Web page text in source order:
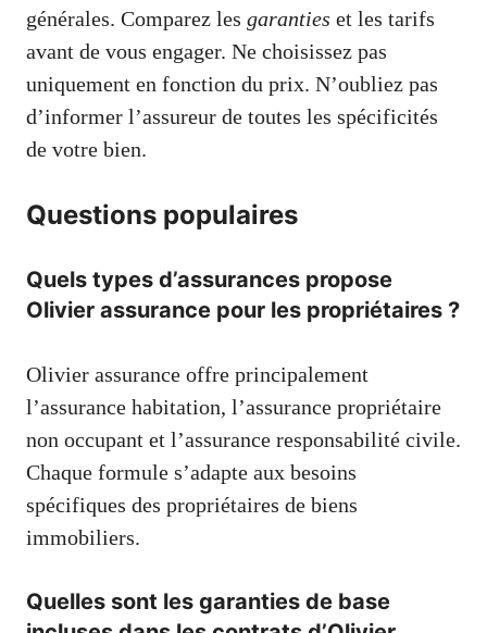
générales. Comparez les garanties et les tarifs
avant de vous engager. Ne choisissez pas
uniquement en fonction du prix. N’oubliez pas
d’informer l’assureur de toutes les spécificités
de votre bien.
Questions populaires
Quels types d’assurances propose
Olivier assurance pour les propriétaires ?
Olivier assurance offre principalement
l’assurance habitation, l’assurance propriétaire
non occupant et l’assurance responsabilité civile.
Chaque formule s’adapte aux besoins
spécifiques des propriétaires de biens
immobiliers.
Quelles sont les garanties de base